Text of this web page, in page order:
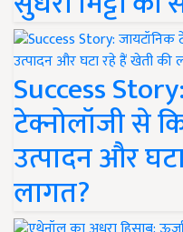
Success
टेक्नोलॉजी से
उत्पादन और
लागत?